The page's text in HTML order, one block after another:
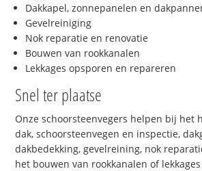
Dakkapel, zonnepanelen en
Gevelreiniging
Nok reparatie en renovatie
Bouwen van rookkanalen
Lekkages opsporen en repareren
Snel ter plaatse
Onze schoorsteenvegers helpen bij het
dak, schoorsteenvegen en inspectie,
dakbedekking, gevelreining, nok
het bouwen van rookkanalen of